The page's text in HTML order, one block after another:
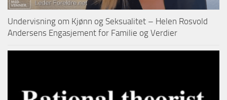
Undervisning om Kjønn og Seksualitet – Helen Rosvold
Andersens Engasjement for Familie og Verdier